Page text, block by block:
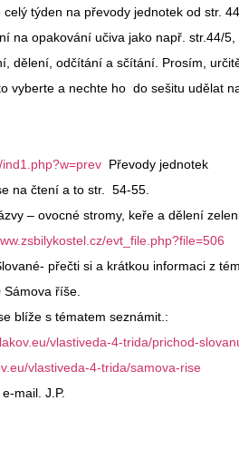
celý týden na převody jednotek od str.
na opakování učiva jako např. str.44/5,
dělení, odčítání a sčítání. Prosím,
vyberte a nechte ho do sešitu udělat
Převody jednotek
na čtení a to str. 54-55.
– ovocné stromy, keře a dělení
evt_file.php?file=506
přečti si a krátkou informaci z
říše.
blíže s tématem seznámit.:
vlastiveda-4-trida/prichod-
vlastiveda-4-trida/samova-rise
mail. J.P.